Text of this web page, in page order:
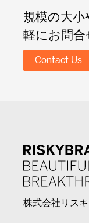
規模の大
軽にお問合
Contact Us
株式会社リス